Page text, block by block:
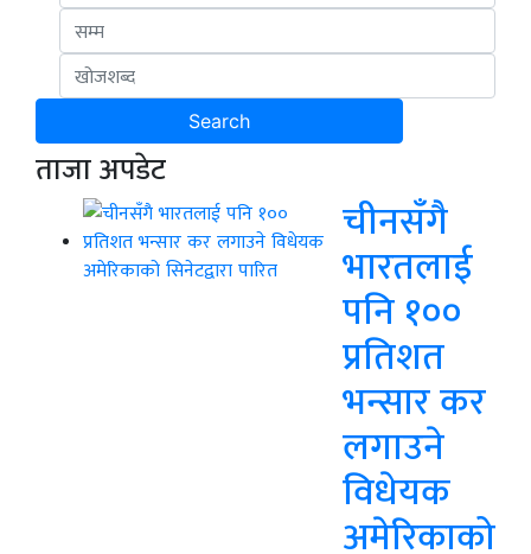
ताजा अपडेट
चीनसँगै
भारतलाई
पनि १००
प्रतिशत
भन्सार कर
लगाउने
विधेयक
अमेरिकाको